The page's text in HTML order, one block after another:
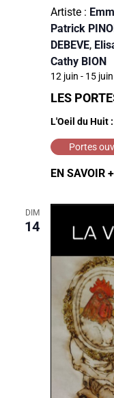
12 juin - 15 juin
LES
L'Oeil du Huit :
Portes
Artiste :
Patrick
DEBEVE,
Cathy BION
EN SAVOIR +
DIM
14